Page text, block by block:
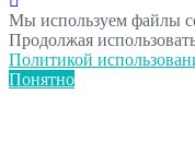
Мы используем файлы
Продолжая
Политикой
Понятно